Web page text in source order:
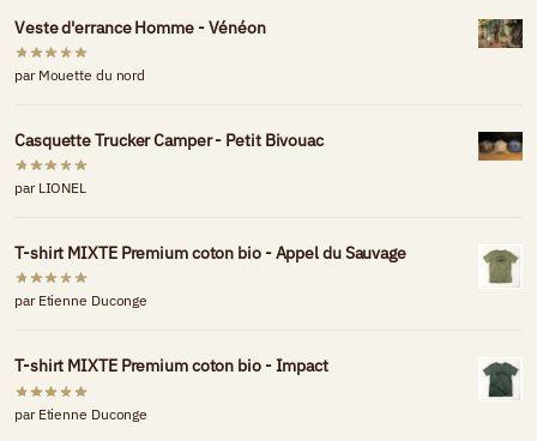
Veste d'errance Homme - Vénéon
par Mouette du nord
Casquette Trucker Camper - Petit Bivouac
par LIONEL
T-shirt MIXTE Premium coton bio - Appel du Sauvage
par Etienne Duconge
T-shirt MIXTE Premium coton bio - Impact
par Etienne Duconge